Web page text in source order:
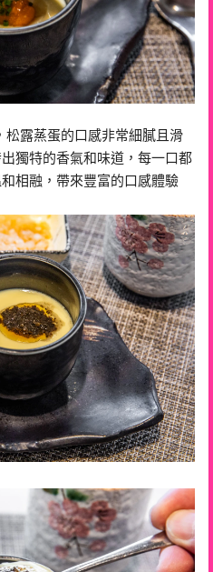
松露蒸蛋的口感非常細膩且滑
獨特的香氣和味道，每一口都
相融，帶來豐富的口感體驗